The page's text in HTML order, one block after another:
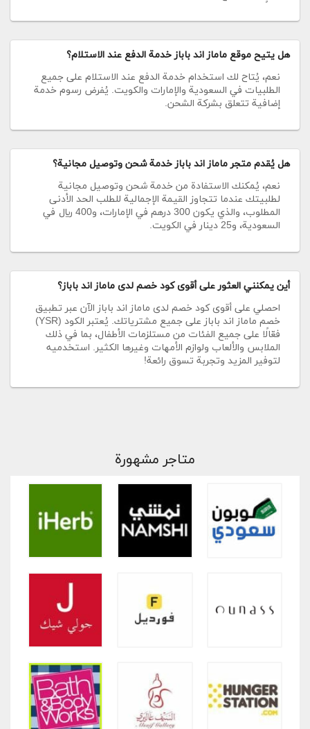
هل يتيح موقع ماماز اند باباز خدمة الدفع عند الاستلام؟
نعم، يُتاح لك استخدام خدمة الدفع عند الاستلام على جميع
الطلبيات في السعودية والإمارات والكويت. يُفرض رسوم خدمة
إضافية تتعلق بشركة الشحن.
هل يُقدم متجر ماماز اند باباز خدمة شحن وتوصيل مجانية؟
نعم، يُمكنك الاستفادة من خدمة شحن وتوصيل مجانية
لطلبيتك عندما تتجاوز القيمة الإجمالية للطلب الحد الأدنى
المطلوب، والذي يكون 300 درهم في الإمارات، و400 ريال في
السعودية، و25 دينار في الكويت.
أين يمكنني العثور على أقوى كود خصم لدى ماماز اند باباز؟
احصلي على أقوى كود خصم لدى ماماز اند باباز الآن عبر تطبيق
خصم ماماز اند باباز على جميع مشترياتك. يُعتبر الكود (YSR)
فعّالًا على جميع الفئات من مستلزمات الأطفال، بما في ذلك
الملابس والألعاب ولوازم الأمهات وغيرها الكثير. استخدميه
لتوفير المزيد وتجربة تسوق رائعة!
متاجر مشهورة